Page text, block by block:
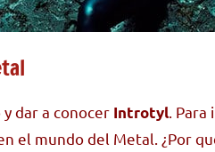
dar a conocer Introtyl .
el mundo del Metal. ¿Por